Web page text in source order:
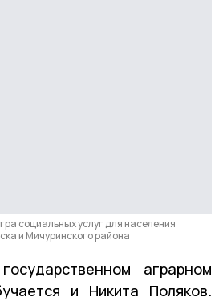
социальных услуг для населения
и Мичуринского района
аграрном
и Никита Поляков.